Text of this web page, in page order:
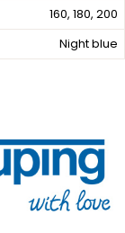
160, 180, 200
Night blue